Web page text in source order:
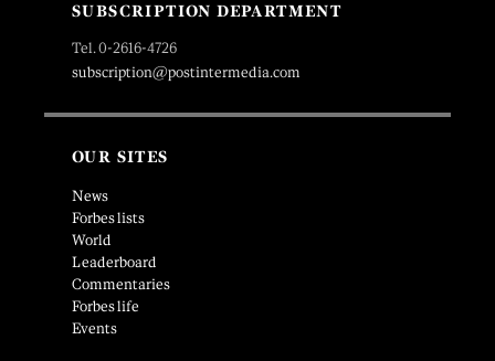
SUBSCRIPTION DEPARTMENT
Tel. 0-2616-4726
subscription@postintermedia.com
OUR SITES
News
Forbes lists
World
Leaderboard
Commentaries
Forbes life
Events